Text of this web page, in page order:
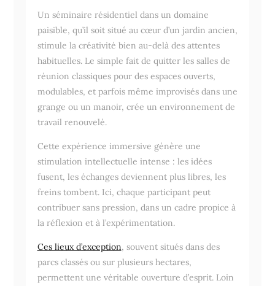
Un séminaire résidentiel dans un domaine
paisible, qu’il soit situé au cœur d’un jardin ancien,
stimule la créativité bien au-delà des attentes
habituelles. Le simple fait de quitter les salles de
réunion classiques pour des espaces ouverts,
modulables, et parfois même improvisés dans une
grange ou un manoir, crée un environnement de
travail renouvelé.
Cette expérience immersive génère une
stimulation intellectuelle intense : les idées
fusent, les échanges deviennent plus libres, les
freins tombent. Ici, chaque participant peut
contribuer sans pression, dans un cadre propice à
la réflexion et à l’expérimentation.
Ces lieux d’exception, souvent situés dans des
parcs classés ou sur plusieurs hectares,
permettent une véritable ouverture d’esprit. Loin